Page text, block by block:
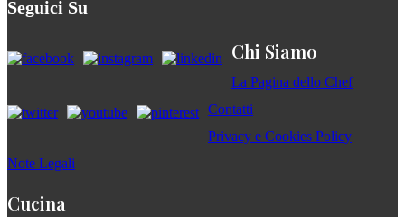
Seguici Su
Chi Siamo
La Pagina dello Chef
Contatti
Privacy e Cookies Policy
Note Legali
Cucina